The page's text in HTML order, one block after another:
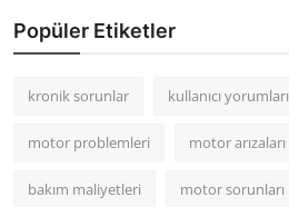
Popüler Etiketler
kronik sorunlar kullanıcı yorumları
motor problemleri motor arızaları
bakım maliyetleri motor sorunları